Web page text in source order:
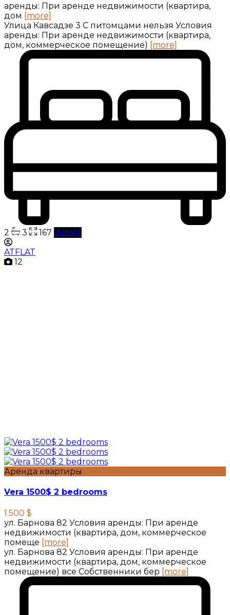
аренды: При аренде недвижимости (квартира,
дом [more]
Улица Кавсадзе 3 C питомцами нельзя Условия
аренды: При аренде недвижимости (квартира,
дом, коммерческое помещение) [more]
2 3 167 details
ATFLAT
12
Аренда квартиры
Vera 1500$ 2 bedrooms
1.500 $
ул. Барнова 82 Условия аренды: При аренде
недвижимости (квартира, дом, коммерческое
помеще [more]
ул. Барнова 82 Условия аренды: При аренде
недвижимости (квартира, дом, коммерческое
помещение) все Собственники бер [more]